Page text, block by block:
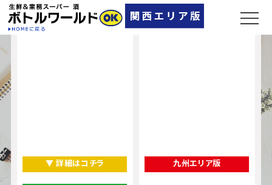
▼ 詳細はコチラ 九州エリア版